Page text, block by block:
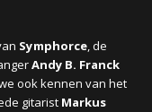
Symphorce, de
Andy B. Franck
ook kennen van het
gitarist Markus